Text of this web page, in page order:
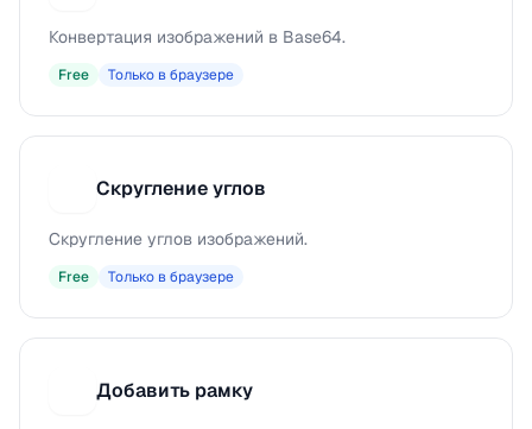
Конвертация изображений в Base64.
Free Только в браузере
Скругление углов
Скругление углов изображений.
Free Только в браузере
Добавить рамку